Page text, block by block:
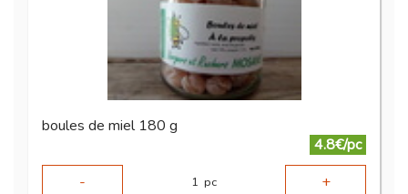
boules de miel 180 g
4.8€/pc
-
1 pc +